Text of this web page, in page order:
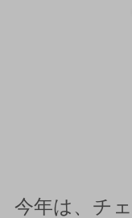
今年は、チ